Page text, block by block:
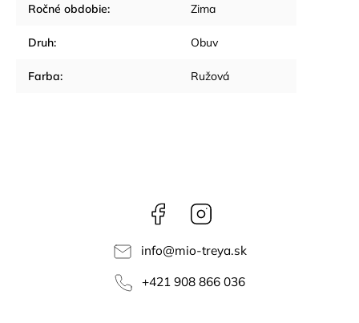
Ročné obdobie: Zima
Druh: Obuv
Farba: Ružová
Facebook
info@mio-treya.sk
+421 908 866 036